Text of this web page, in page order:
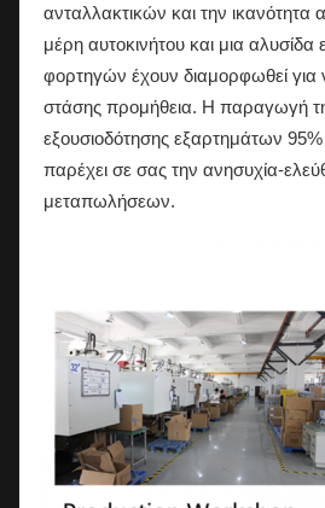
ανταλλακτικών και την ικανότητα
μέρη αυτοκινήτου και μια
φορτηγών έχουν διαμορφωθεί για
στάσης προμήθεια. Η παραγωγή
εξουσιοδότησης εξαρτημάτων 95%
παρέχει σε σας την ανησυχία-
μεταπωλήσεων.